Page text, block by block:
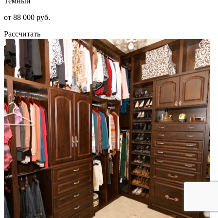
от 88 000 руб.
Рассчитать